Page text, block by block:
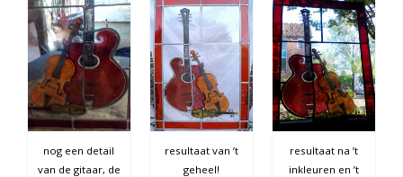
nog een detail
van de gitaar, de
resultaat van ’t
geheel!
resultaat na ’t
inkleuren en ’t